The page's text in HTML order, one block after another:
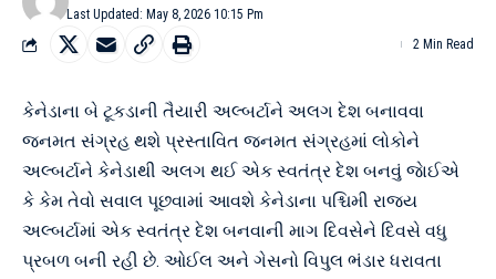
Last Updated: May 8, 2026 10:15 Pm
2 Min Read
કેનેડાના બે ટૂકડાની તૈયારી અલ્બર્ટાને અલગ દેશ બનાવવા
જનમત સંગ્રહ થશે પ્રસ્તાવિત જનમત સંગ્રહમાં લોકોને
અલ્બર્ટાને કેનેડાથી અલગ થઈ એક સ્વતંત્ર દેશ બનવું જાેઈએ
કે કેમ તેવો સવાલ પૂછવામાં આવશે કેનેડાના પશ્ચિમી રાજ્ય
અલ્બર્ટામાં એક સ્વતંત્ર દેશ બનવાની માગ દિવસેને દિવસે વધુ
પ્રબળ બની રહી છે. ઓઈલ અને ગેસનો વિપુલ ભંડાર ધરાવતા